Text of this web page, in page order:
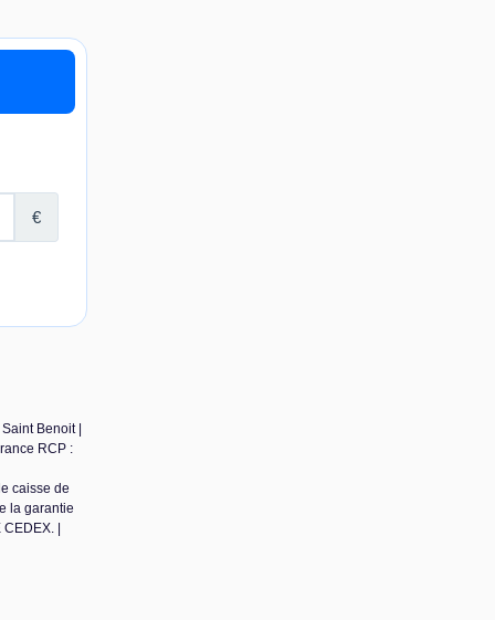
Benoit |
RCP :
caisse de
la garantie
|